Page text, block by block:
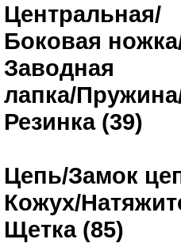
Центральная/
Боковая
Заводная
лапка/
Резинка (39)
Цепь/Замок
Кожух/
Щетка (85)